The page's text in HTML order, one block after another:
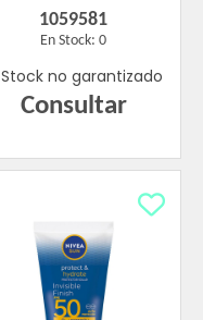
1059581
En Stock: 0
Stock no garantizado
Consultar